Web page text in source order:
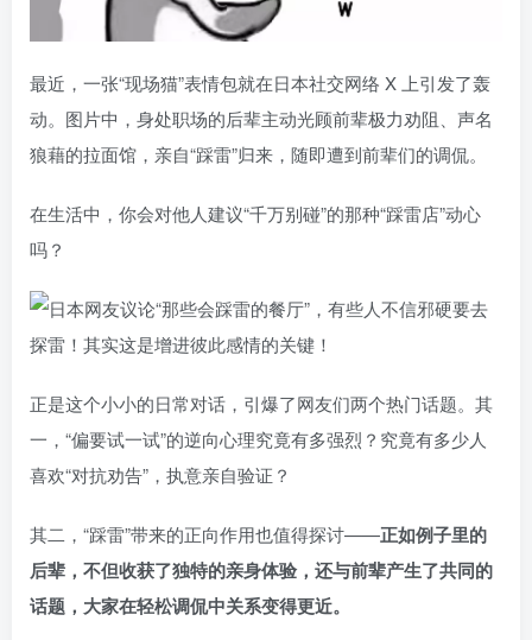
最近，一张“现场猫”表情包就在日本社交网络 X 上引发了轰
动。图片中，身处职场的后辈主动光顾前辈极力劝阻、声名
狼藉的拉面馆，亲自“踩雷”归来，随即遭到前辈们的调侃。
在生活中，你会对他人建议“千万别碰”的那种“踩雷店”动心
吗？
正是这个小小的日常对话，引爆了网友们两个热门话题。其
一，“偏要试一试”的逆向心理究竟有多强烈？究竟有多少人
喜欢“对抗劝告”，执意亲自验证？
其二，“踩雷”带来的正向作用也值得探讨——正如例子里的
后辈，不但收获了独特的亲身体验，还与前辈产生了共同的
话题，大家在轻松调侃中关系变得更近。